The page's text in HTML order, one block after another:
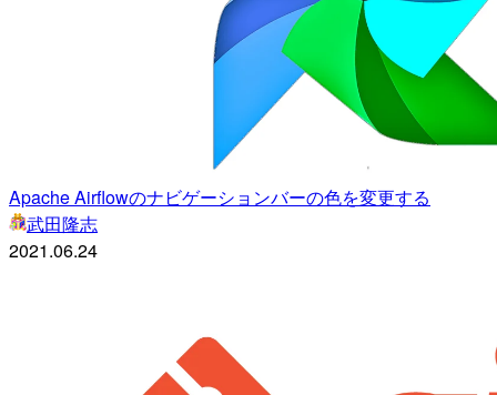
Apache Airflowのナビゲーションバーの色を変更する
武田隆志
2021.06.24